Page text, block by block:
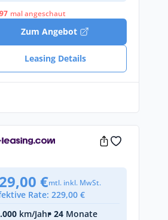
mal angeschaut
Zum Angebot
Leasing Details
€mtl. inkl. MwSt.
Rate: 229,00 €
km/Jahr• 24 Monate